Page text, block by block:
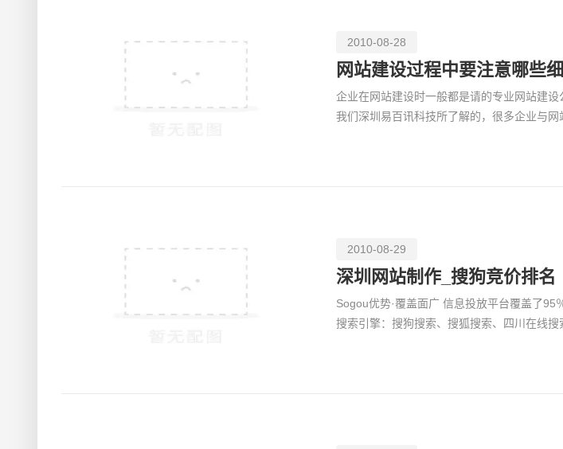
2010-08-28
网站建设过程中要注意哪些细
企业在网站建设时一般都是请的专业网站建
我们深圳易百讯科技所了解的，很多企业与网
2010-08-29
深圳网站制作_搜狗竞价排名
Sogou优势·覆盖面广 信息投放平台覆盖了95％以上的互联网用户；
搜索引擎：搜狗搜索、搜狐搜索、四川在线搜